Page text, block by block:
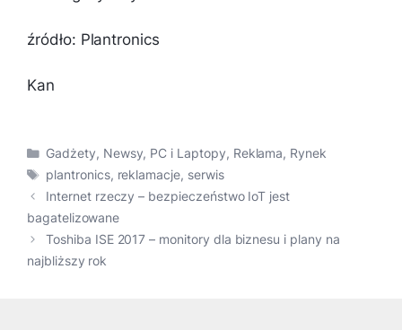
źródło: Plantronics
Kan
Kategorie
Gadżety, Newsy, PC i Laptopy, Reklama, Rynek
Tagi
plantronics, reklamacje, serwis
Internet rzeczy – bezpieczeństwo IoT jest
bagatelizowane
Toshiba ISE 2017 – monitory dla biznesu i plany na
najbliższy rok